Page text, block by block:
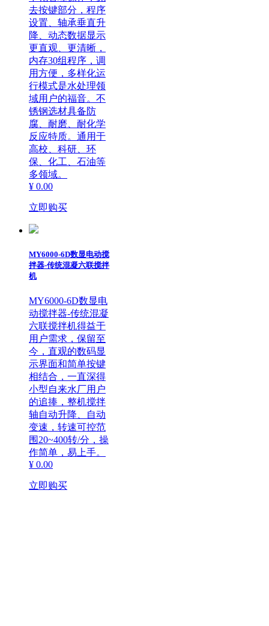
去按键部分，程序
设置、轴承垂直升
降、动态数据显示
更直观、更清晰，
内存30组程序，调
用方便，多样化运
行模式是水处理领
域用户的福音。不
锈钢选材具备防
腐、耐磨、耐化学
反应特质。通用于
高校、科研、环
保、化工、石油等
多领域。
¥ 0.00
立即购买
MY6000-6D数显电动搅
拌器-传统混凝六联搅拌
机
MY6000-6D数显电
动搅拌器-传统混凝
六联搅拌机得益于
用户需求，保留至
今，直观的数码显
示界面和简单按键
相结合，一直深得
小型自来水厂用户
的追捧，整机搅拌
轴自动升降、自动
变速，转速可控范
围20~400转/分，操
作简单，易上手。
¥ 0.00
立即购买